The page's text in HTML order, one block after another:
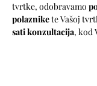
tvrtke, odobravamo
polaznike te Vašoj
sati konzultacija, kod